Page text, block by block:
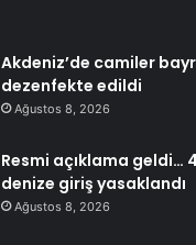
Akdeniz’de camiler
dezenfekte edildi
Ağustos 8, 2026
Resmi açıklama geldi…
denize giriş yasaklandı
Ağustos 8, 2026